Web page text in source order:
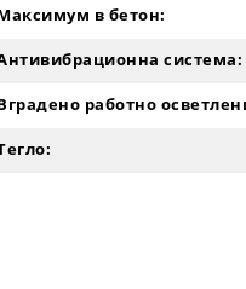
в бетон:
система:
работно